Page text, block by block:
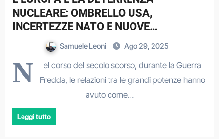
NUCLEARE: OMBRELLO USA,
INCERTEZZE NATO E NUOVE
STRATEGIE RUSSE
Samuele Leoni Ago 29, 2025
N
el corso del secolo scorso, durante la Guerra
Fredda, le relazioni tra le grandi potenze hanno
avuto come…
Leggi tutto